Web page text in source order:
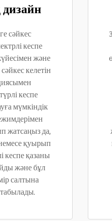
сәйкес
кеспе
және
келетін
кеспе
мүмкіндік
жатсаңыз да,
қуырып
кеспе қазаны
және бұл
салтына